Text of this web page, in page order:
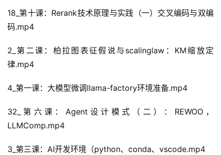
18_第十课：Rerank技术原理与实践（一）交叉编码与双编
码.mp4
2_第二课：柏拉图表征假说与scalinglaw：KM缩放定
律.mp4
4_第一课：大模型微调llama-factory环境准备.mp4
32_第六课：Agent设计模式（二）：REWOO，
LLMComp.mp4
3_第三课：AI开发环境（python、conda、vscode.mp4